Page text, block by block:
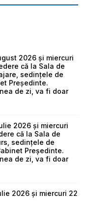
2026 și miercuri
că la Sala de
sedințele de
Președinte.
de zi, va fi doar
2026 și miercuri
că la Sala de
sedințele de
Președinte.
de zi, va fi doar
2026 și miercuri 22